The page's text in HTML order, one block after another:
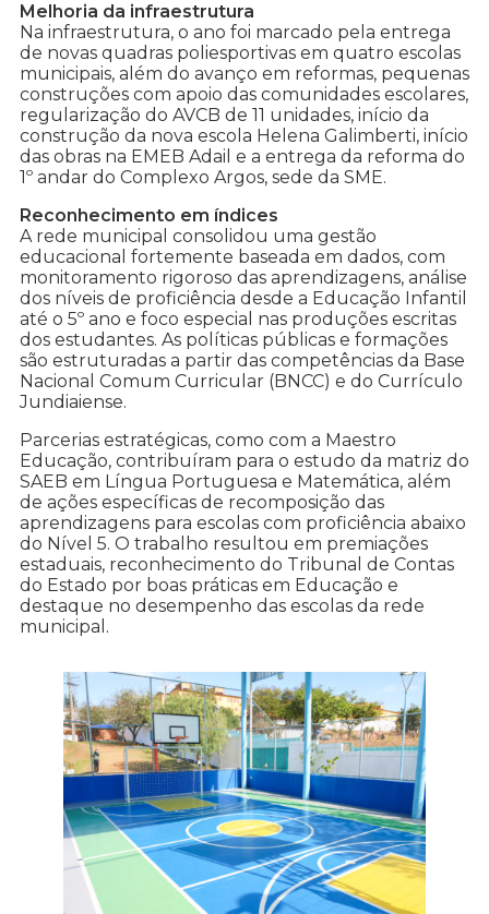
Melhoria da infraestrutura
Na infraestrutura, o ano foi marcado pela entrega
de novas quadras poliesportivas em quatro escolas
municipais, além do avanço em reformas, pequenas
construções com apoio das comunidades escolares,
regularização do AVCB de 11 unidades, início da
construção da nova escola Helena Galimberti, início
das obras na EMEB Adail e a entrega da reforma do
1º andar do Complexo Argos, sede da SME.
Reconhecimento em índices
A rede municipal consolidou uma gestão
educacional fortemente baseada em dados, com
monitoramento rigoroso das aprendizagens, análise
dos níveis de proficiência desde a Educação Infantil
até o 5º ano e foco especial nas produções escritas
dos estudantes. As políticas públicas e formações
são estruturadas a partir das competências da Base
Nacional Comum Curricular (BNCC) e do Currículo
Jundiaiense.
Parcerias estratégicas, como com a Maestro
Educação, contribuíram para o estudo da matriz do
SAEB em Língua Portuguesa e Matemática, além
de ações específicas de recomposição das
aprendizagens para escolas com proficiência abaixo
do Nível 5. O trabalho resultou em premiações
estaduais, reconhecimento do Tribunal de Contas
do Estado por boas práticas em Educação e
destaque no desempenho das escolas da rede
municipal.